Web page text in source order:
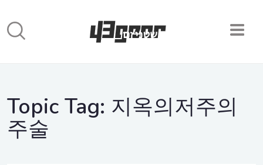
Topic Tag: 지옥의저주의
주술